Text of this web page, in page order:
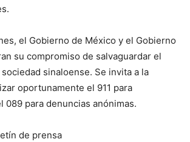
el Gobierno de México y el Gobierno
su compromiso de salvaguardar el
sinaloense. Se invita a la
oportunamente el 911 para
089 para denuncias anónimas.
de prensa